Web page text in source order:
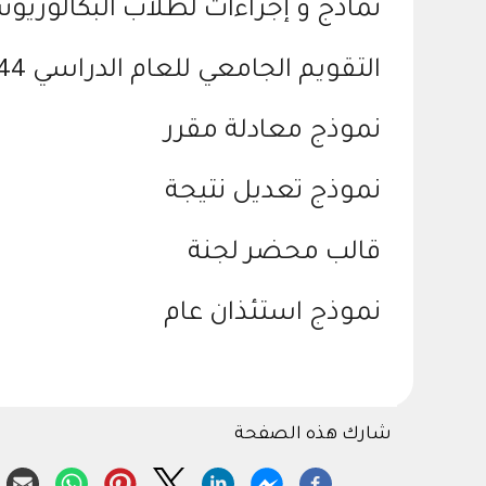
نماذج و إجراءات لطلاب
التقويم الجامعي للعام الدراسي 1444
نموذج معادلة مقرر
نموذج تعديل نتيجة
قالب محضر لجنة
نموذج استئذان عام
شارك هذه الصفحة